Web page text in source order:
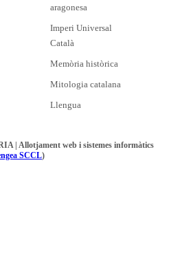
aragonesa
Imperi Universal
Català
Memòria històrica
Mitologia catalana
Llengua
| Allotjament web i sistemes informàtics
SCCL)